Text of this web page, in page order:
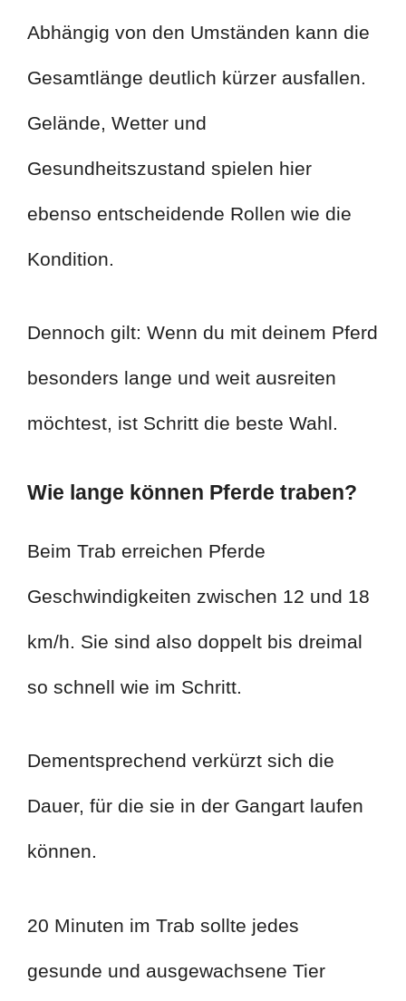
Abhängig von den Umständen kann die
Gesamtlänge deutlich kürzer ausfallen.
Gelände, Wetter und
Gesundheitszustand spielen hier
ebenso entscheidende Rollen wie die
Kondition.
Dennoch gilt: Wenn du mit deinem Pferd
besonders lange und weit ausreiten
möchtest, ist Schritt die beste Wahl.
Wie lange können Pferde traben?
Beim Trab erreichen Pferde
Geschwindigkeiten zwischen 12 und 18
km/h. Sie sind also doppelt bis dreimal
so schnell wie im Schritt.
Dementsprechend verkürzt sich die
Dauer, für die sie in der Gangart laufen
können.
20 Minuten im Trab sollte jedes
gesunde und ausgewachsene Tier